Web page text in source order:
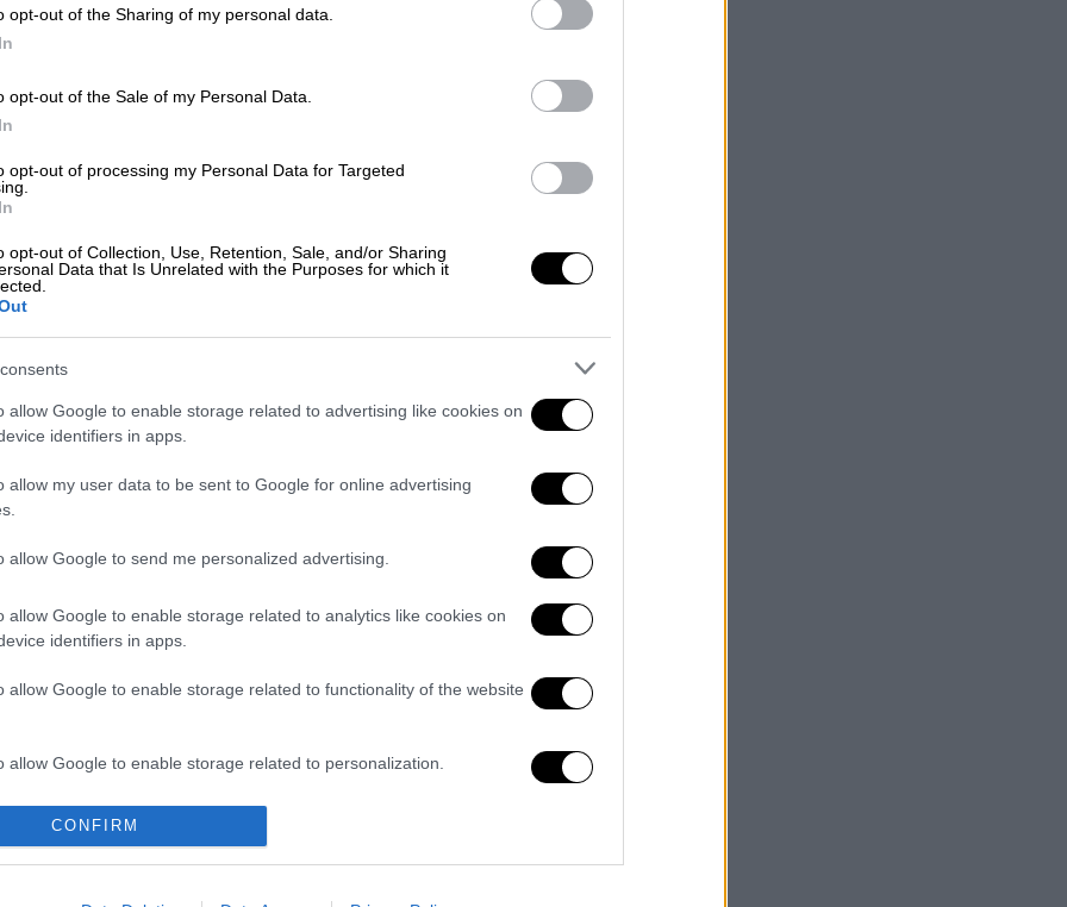
opt-out of the Sharing of my personal data.
opt-out of the Sale of my Personal Data.
opt-out of processing my Personal Data for Targeted
opt-out of Collection, Use, Retention, Sale, and/or Sharing
Data that Is Unrelated with the Purposes for which it
allow Google to enable storage related to advertising like cookies on
identifiers in apps.
allow my user data to be sent to Google for online advertising
allow Google to send me personalized advertising.
allow Google to enable storage related to analytics like cookies on
identifiers in apps.
allow Google to enable storage related to functionality of the website
allow Google to enable storage related to personalization.
allow Google to enable storage related to security, including
functionality and fraud prevention, and other user protection.
CONFIRM
το ΕΘΝΟΣ στη Google
, είτε πρόκειται για αγορά, είτε για
χρόνια, κι αναμένεται να συνεχιστεί,
παρά το αρχικό «μούδιασμα» του
μέχρι και 10% το πρώτο εξάμηνο του
Cerved Property Services.
.
δεκάδες νεκρούς από βομβαρδισμό
του Κιέβου για άνοιγμα
δείχνουν ταχεία επικράτηση
στον πόλεμο της Ουκρανίας - Τι
του Πούτιν
πέθανε μπροστά στα παιδιά της
ώρες ταξίδι